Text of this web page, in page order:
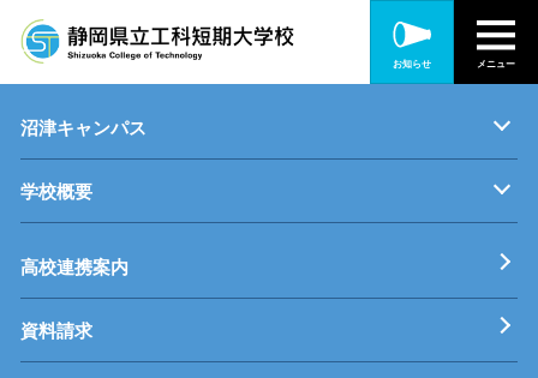
お知らせ メニュー
静岡キャンパス
キャンパス紹介
機械・制御技術科
電気技術科
建築設備科
沼津キャンパス
キャンパス紹介
機械・生産技術科
電子情報技術科
情報技術科
学校概要
基本理念
校長挨拶
すうじでみる静岡県立工科短期大学校
工科短大評価委員会
高校連携案内
資料請求